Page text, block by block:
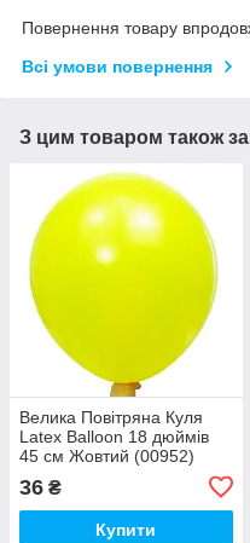
Повернення товару
Всі умови повернення
З цим товаром також
Велика Повітряна Куля
Latex Balloon 18 дюймів
45 см Жовтий (00952)
36 ₴
Купити